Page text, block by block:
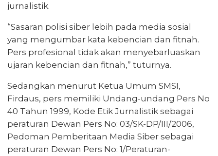
jurnalistik.
“Sasaran polisi siber lebih pada media sosial
yang mengumbar kata kebencian dan fitnah.
Pers profesional tidak akan menyebarluaskan
ujaran kebencian dan fitnah,” tuturnya.
Sedangkan menurut Ketua Umum SMSI,
Firdaus, pers memiliki Undang-undang Pers No
40 Tahun 1999, Kode Etik Jurnalistik sebagai
peraturan Dewan Pers No: 03/SK-DP/III/2006,
Pedoman Pemberitaan Media Siber sebagai
peraturan Dewan Pers No: 1/Peraturan-